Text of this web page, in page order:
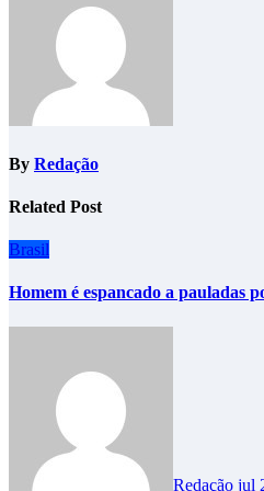
By Redação
Related Post
Brasil
Homem é espancado a pauladas
Redação jul